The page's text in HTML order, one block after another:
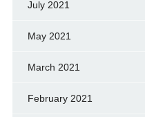
July 2021
May 2021
March 2021
February 2021